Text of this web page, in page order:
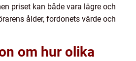
priset kan både vara lägre och
ålder, fordonets värde och
om hur olika